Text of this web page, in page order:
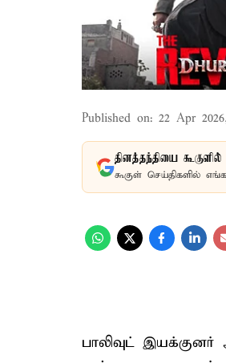
Published on: 22 Apr
தினத்தந்தியை
கூகுள் செய்திகளில்
பாலிவுட்